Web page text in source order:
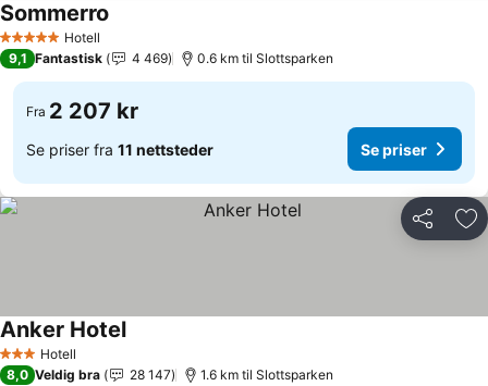
5 Stjerner Hotell
Sommerro
9,1 Fantastisk 4 469 0.6 km til Slottsparken
Fra 2 207 kr
Se priser fra 11 nettsteder Se priser
Del
3 StjernerHotell
Anker Hotel
8,0 Veldig bra 28 147 1.6 km til Slottsparken